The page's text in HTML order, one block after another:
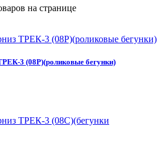
на странице
3 (08Р)(роликовые бегунки)